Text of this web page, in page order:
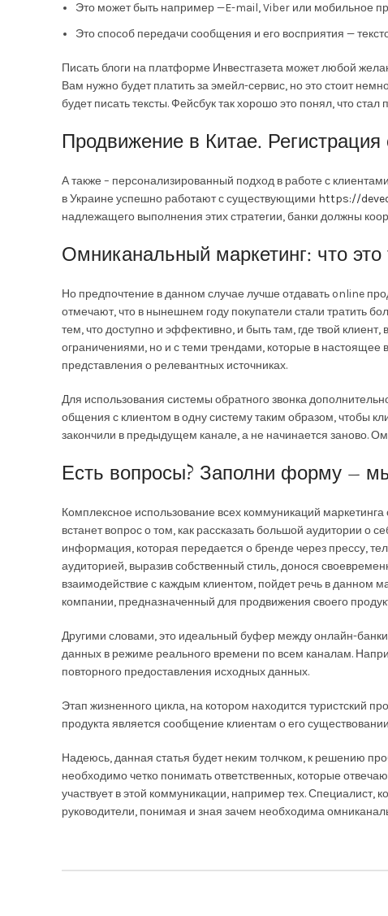
Это может быть например —E-mail, Viber или мобильное
Это способ передачи сообщения и его восприятия —
Писать блоги на платформе Инвестгазета может любой
Вам нужно будет платить за эмейл-сервис, но это стоит
будет писать тексты. Фейсбук так хорошо это понял, что
Продвижение в Китае.
А также – персонализированный подход в работе с
в Украине успешно работают с существующими https://
надлежащего выполнения этих стратегии, банки должны
Омниканальный маркетинг: что это
Но предпочтение в данном случае лучше отдавать online
отмечают, что в нынешнем году покупатели стали тратить
тем, что доступно и эффективно, и быть там, где твой
ограничениями, но и с теми трендами, которые в
представления о релевантных источниках.
Для использования системы обратного звонка
общения с клиентом в одну систему таким образом, чтобы
закончили в предыдущем канале, а не начинается заново.
Есть вопросы? Заполни форму –
Комплексное использование всех коммуникаций
встанет вопрос о том, как рассказать большой аудитории о
информация, которая передается о бренде через прессу,
аудиторией, выразив собственный стиль, донося
взаимодействие с каждым клиентом, пойдет речь в данном
компании, предназначенный для продвижения своего
Другими словами, это идеальный буфер между онлайн-
данных в режиме реального времени по всем каналам.
повторного предоставления исходных данных.
Этап жизненного цикла, на котором находится туристский
продукта является сообщение клиентам о его
Надеюсь, данная статья будет неким толчком, к решению
необходимо четко понимать ответственных, которые
участвует в этой коммуникации, например тех. Специалист,
руководители, понимая и зная зачем необходима